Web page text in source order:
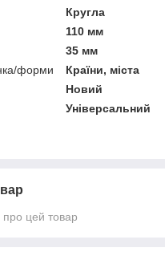
Кругла
110 мм
35 мм
форми
Країни, міста
Новий
Універсальний
про цей товар